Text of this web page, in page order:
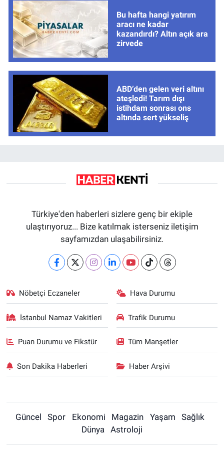
Bu hafta hangi yatırım
aracı ne kadar
kazandırdı? Altın açık ara
zirvede
ABD’den gelen veri altını
ateşledi! Tarım dışı
istihdam sonrası ons
altında sert yükseliş
Türkiye'den haberleri sizlere genç bir ekiple
ulaştırıyoruz... Bize katılmak isterseniz iletişim
sayfamızdan ulaşabilirsiniz.
Nöbetçi Eczaneler Hava Durumu
İstanbul Namaz Vakitleri Trafik Durumu
Puan Durumu ve Fikstür Tüm Manşetler
Son Dakika Haberleri Haber Arşivi
Güncel Spor Ekonomi Magazin Yaşam
Sağlık
Dünya
Astroloji